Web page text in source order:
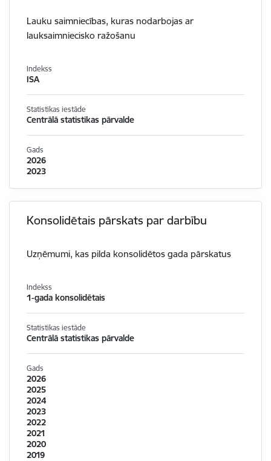
Lauku saimniecības, kuras nodarbojas ar
lauksaimniecisko ražošanu
Indekss
ISA
Statistikas iestāde
Centrālā statistikas pārvalde
Gads
2026
2023
Konsolidētais pārskats par darbību
Uzņēmumi, kas pilda konsolidētos gada pārskatus
Indekss
1-gada konsolidētais
Statistikas iestāde
Centrālā statistikas pārvalde
Gads
2026
2025
2024
2023
2022
2021
2020
2019